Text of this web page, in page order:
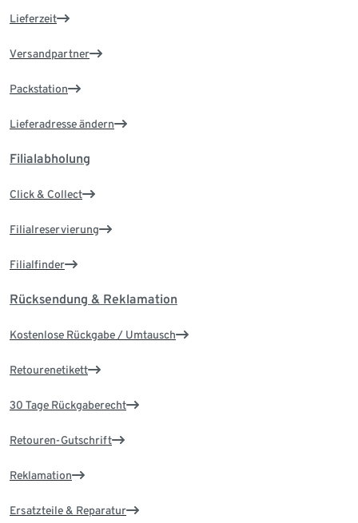
Lieferzeit
Versandpartner
Packstation
Lieferadresse ändern
Filialabholung
Click & Collect
Filialreservierung
Filialfinder
Rücksendung & Reklamation
Kostenlose Rückgabe / Umtausch
Retourenetikett
30 Tage Rückgaberecht
Retouren-Gutschrift
Reklamation
Ersatzteile & Reparatur